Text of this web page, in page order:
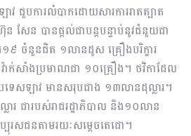
ជួបការលំបាកដោយសារការរាតត្បាត
សែន បានផ្តល់ជាបន្តបន្ទាប់នូវជំនួយជា
១៩ ចំនួនជិត ១លានដូស គ្រឿងបរិក្ខារ
ាក់សាំង​ប្រមាណជា ១០គ្រឿង។ ថវិកាដែល
េសឡាវ មានសរុប​ជាង ១៣លានដុល្លារ។
ារ ជារបស់រាជរដ្ឋាភិបាល និង​១០លាន
បុរសជនតាមរយៈសម្តេចតេជោ។